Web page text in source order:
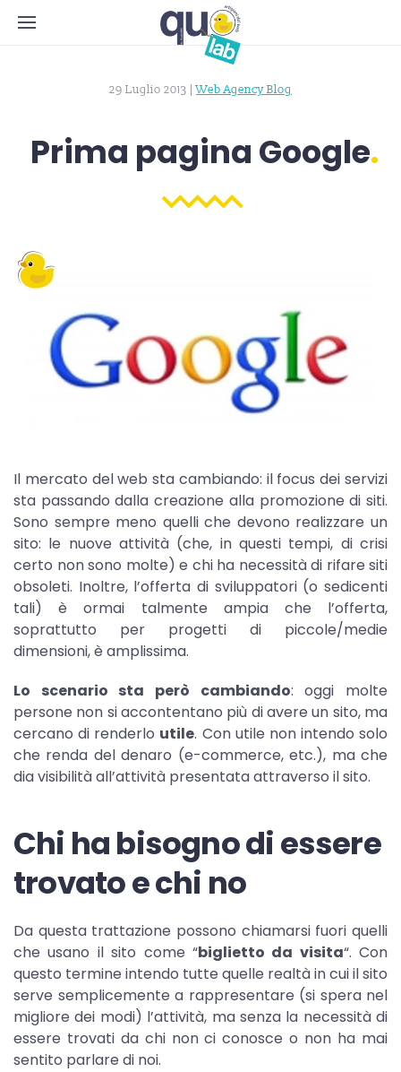
29 Luglio 2013 |Web Agency Blog
Prima pagina Google
Il mercato del web sta cambiando: il focus dei servizi
sta passando dalla creazione alla promozione di siti.
Sono sempre meno quelli che devono realizzare un
sito: le nuove attività (che, in questi tempi, di crisi
certo non sono molte) e chi ha necessità di rifare siti
obsoleti. Inoltre, l’offerta di sviluppatori (o sedicenti
tali) è ormai talmente ampia che l’offerta,
soprattutto per progetti di piccole/medie
dimensioni, è amplissima.
Lo scenario sta però cambiando: oggi molte
persone non si accontentano più di avere un sito, ma
cercano di renderlo utile. Con utile non intendo solo
che renda del denaro (e-commerce, etc.), ma che
dia visibilità all’attività presentata attraverso il sito.
Chi ha bisogno di essere
trovato e chi no
Da questa trattazione possono chiamarsi fuori quelli
che usano il sito come “biglietto da visita“. Con
questo termine intendo tutte quelle realtà in cui il sito
serve semplicemente a rappresentare (si spera nel
migliore dei modi) l’attività, ma senza la necessità di
essere trovati da chi non ci conosce o non ha mai
sentito parlare di noi.